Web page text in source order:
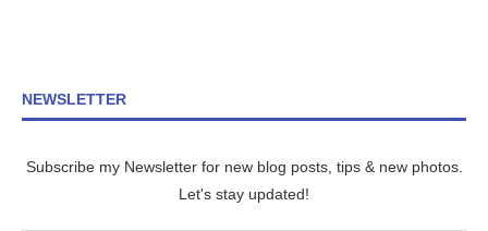
NEWSLETTER
Subscribe my Newsletter for new blog posts, tips & new photos.
Let's stay updated!